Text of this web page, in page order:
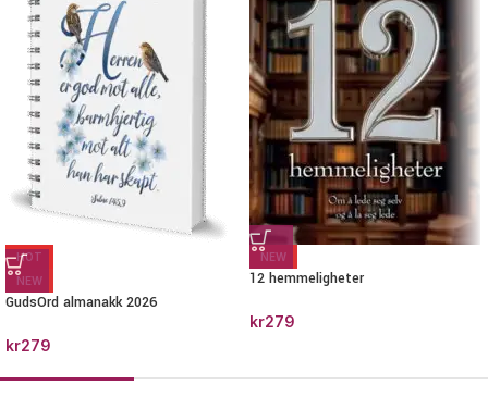
HOT
NEW
GudsOrd almanakk 2026
kr279
NEW
12 hemmeligheter
kr279